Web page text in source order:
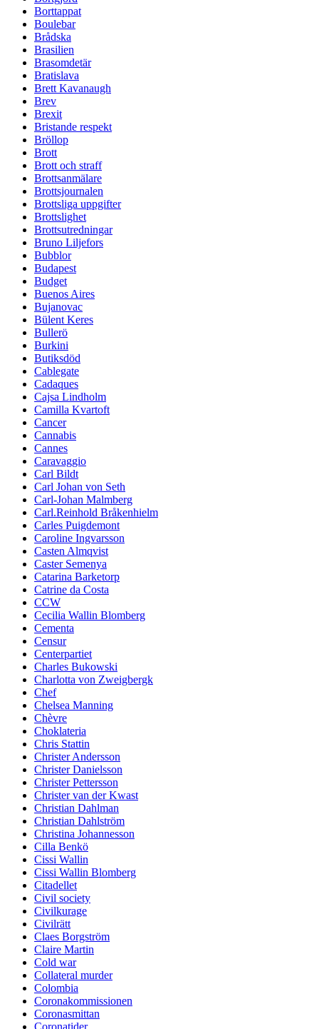
Borttappat
Boulebar
Brådska
Brasilien
Brasomdetär
Bratislava
Brett Kavanaugh
Brev
Brexit
Bristande respekt
Bröllop
Brott
Brott och straff
Brottsanmälare
Brottsjournalen
Brottsliga uppgifter
Brottslighet
Brottsutredningar
Bruno Liljefors
Bubblor
Budapest
Budget
Buenos Aires
Bujanovac
Bülent Keres
Bullerö
Burkini
Butiksdöd
Cablegate
Cadaques
Cajsa Lindholm
Camilla Kvartoft
Cancer
Cannabis
Cannes
Caravaggio
Carl Bildt
Carl Johan von Seth
Carl-Johan Malmberg
Carl.Reinhold Bråkenhielm
Carles Puigdemont
Caroline Ingvarsson
Casten Almqvist
Caster Semenya
Catarina Barketorp
Catrine da Costa
CCW
Cecilia Wallin Blomberg
Cementa
Censur
Centerpartiet
Charles Bukowski
Charlotta von Zweigbergk
Chef
Chelsea Manning
Chèvre
Choklateria
Chris Stattin
Christer Andersson
Christer Danielsson
Christer Pettersson
Christer van der Kwast
Christian Dahlman
Christian Dahlström
Christina Johannesson
Cilla Benkö
Cissi Wallin
Cissi Wallin Blomberg
Citadellet
Civil society
Civilkurage
Civilrätt
Claes Borgström
Claire Martin
Cold war
Collateral murder
Colombia
Coronakommissionen
Coronasmittan
Coronatider